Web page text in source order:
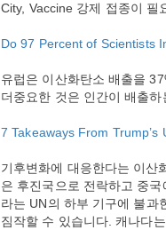
City, Vaccine 강제 접종이 필
Do 97 Percent of Scientists
유럽은 이산화탄소 배출을
더중요한 것은 인간이 배출
7 Takeaways From
기후변화에 대응한다는 이산
은 후진국으로 전락하고 중
라는 UN의 하부 기구에 불과
짐작할 수 있습니다. 캐나다